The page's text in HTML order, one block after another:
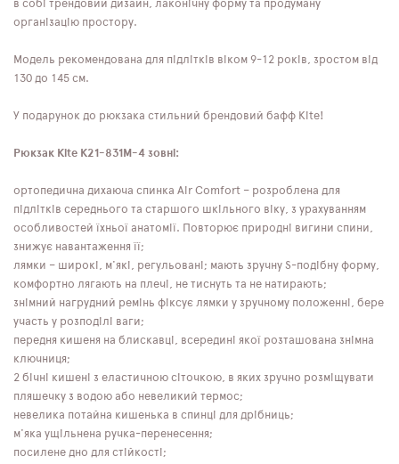
в собі трендовий дизайн, лаконічну форму та продуману
організацію простору.
Модель рекомендована для підлітків віком 9-12 років, зростом від
130 до 145 см.
У подарунок до рюкзака стильний брендовий бафф Kite!
Рюкзак Kite K21-831M-4 зовні:
ортопедична дихаюча спинка Air Comfort – розроблена для
підлітків середнього та старшого шкільного віку, з урахуванням
особливостей їхньої анатомії. Повторює природні вигини спини,
знижує навантаження її;
лямки – широкі, м'які, регульовані; мають зручну S-подібну форму,
комфортно лягають на плечі, не тиснуть та не натирають;
знімний нагрудний ремінь фіксує лямки у зручному положенні, бере
участь у розподілі ваги;
передня кишеня на блискавці, всередині якої розташована знімна
ключниця;
2 бічні кишені з еластичною сіточкою, в яких зручно розміщувати
пляшечку з водою або невеликий термос;
невелика потайна кишенька в спинці для дрібниць;
м'яка ущільнена ручка-перенесення;
посилене дно для стійкості;